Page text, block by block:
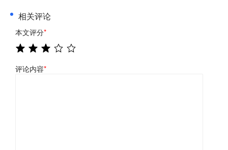
相关评论
本文评分*
评论内容*